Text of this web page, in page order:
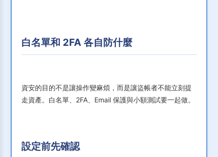
白名單和 2FA 各自防什麼
資安的目的不是讓操作變麻煩，而是讓盜帳者不能立刻提
走資產。白名單、2FA、Email 保護與小額測試要一起做。
設定前先確認